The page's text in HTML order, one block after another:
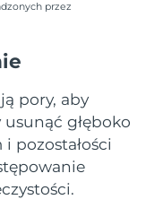
przez
pory, aby
głęboko
pozostałości
czas dostawy
13/8/26
czas dostawy